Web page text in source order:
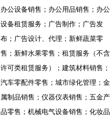
办公设备销售；办公用品销售；办公
设备租赁服务；广告制作；广告发
布；广告设计、代理；新鲜蔬菜零
售；新鲜水果零售；租赁服务（不含
许可类租赁服务）；建筑材料销售；
汽车零配件零售；城市绿化管理；金
属制品销售；仪器仪表销售；五金产
品零售；机械电气设备销售；化妆品